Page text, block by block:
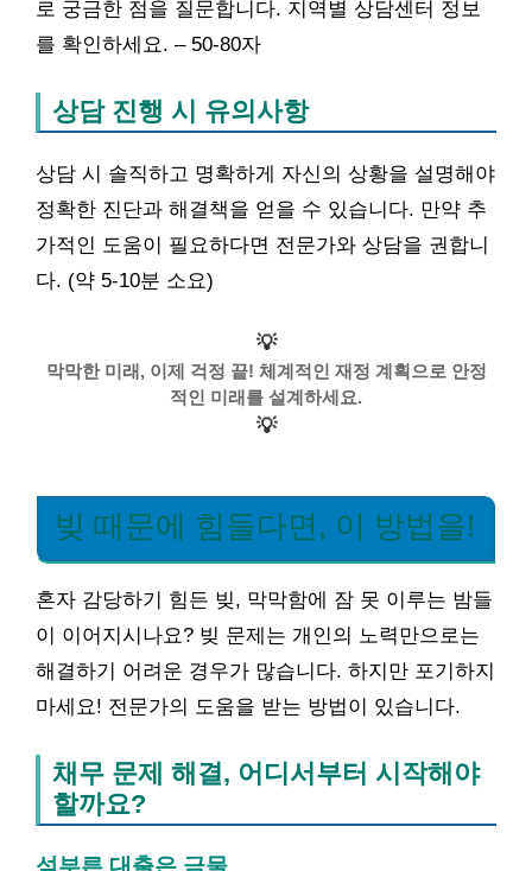
로 궁금한 점을 질문합니다. 지역별 상담센터 정보
를 확인하세요. – 50-80자
상담 진행 시 유의사항
상담 시 솔직하고 명확하게 자신의 상황을 설명해야
정확한 진단과 해결책을 얻을 수 있습니다. 만약 추
가적인 도움이 필요하다면 전문가와 상담을 권합니
다. (약 5-10분 소요)
💡
막막한 미래, 이제 걱정 끝! 체계적인 재정 계획으로 안정
적인 미래를 설계하세요.
💡
빚 때문에 힘들다면, 이 방법을!
혼자 감당하기 힘든 빚, 막막함에 잠 못 이루는 밤들
이 이어지시나요? 빚 문제는 개인의 노력만으로는
해결하기 어려운 경우가 많습니다. 하지만 포기하지
마세요! 전문가의 도움을 받는 방법이 있습니다.
채무 문제 해결, 어디서부터 시작해야
할까요?
섣부른 대출은 금물